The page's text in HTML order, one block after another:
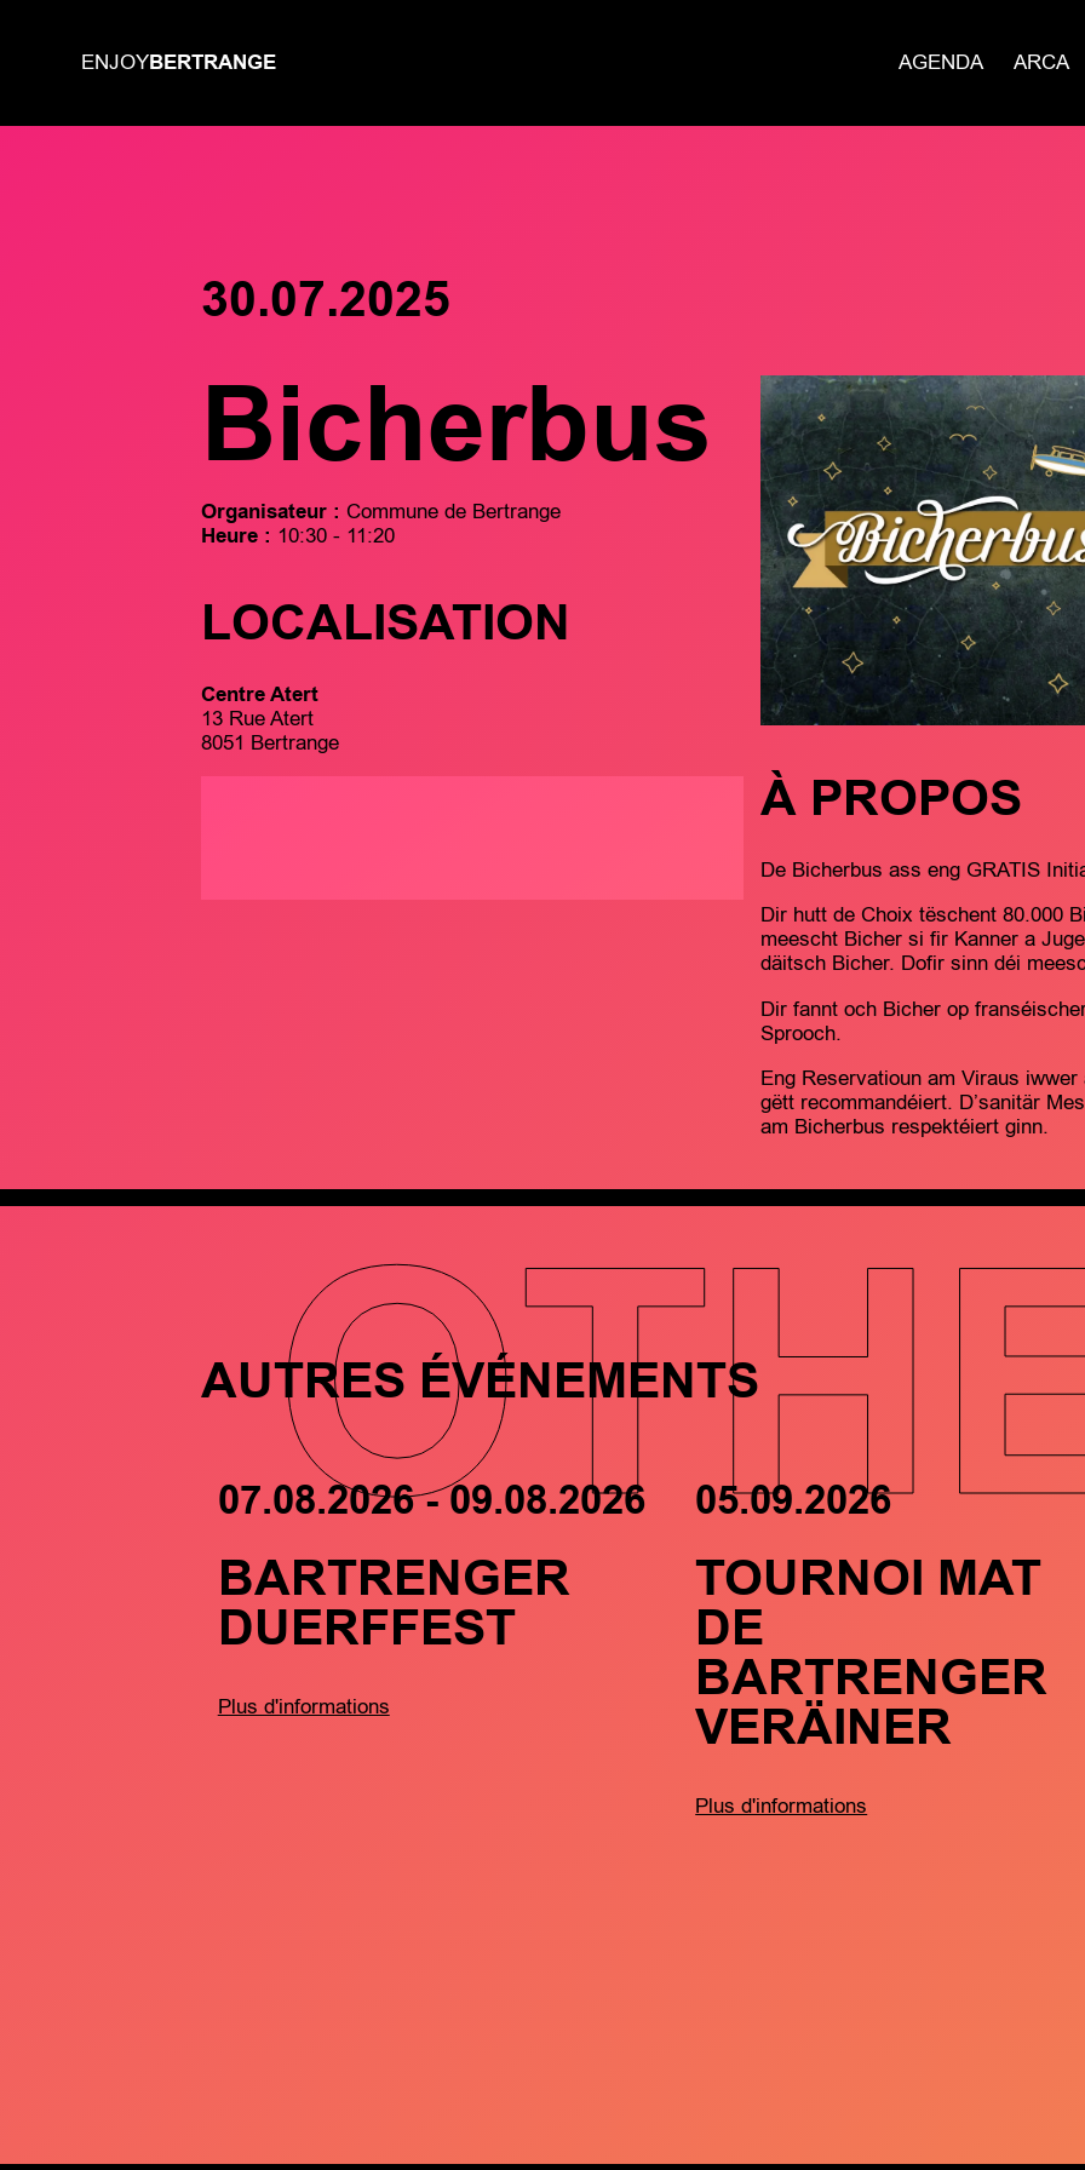
ENJOYBERTRANGE AGENDA ARCA
30.07.2025
Bicherbus
Organisateur : Commune de Bertrange
Heure : 10:30 - 11:20
LOCALISATION
Centre Atert
13 Rue Atert
8051 Bertrange
À PROPOS
De Bicherbus ass eng GRATIS
Dir hutt de Choix tëschent 80.000
meescht Bicher si fir Kanner a
däitsch Bicher. Dofir sinn déi
Dir fannt och Bicher op
Sprooch.
Eng Reservatioun am Viraus
gëtt recommandéiert. D’sanitär
am Bicherbus respektéiert ginn.
AUTRES ÉVÉNEMENTS
07.08.2026 - 09.08.2026
BARTRENGER
DUERFFEST
Plus d'informations
05.09.2026
TOURNOI MAT
DE
BARTRENGER
VERÄINER
Plus d'informations